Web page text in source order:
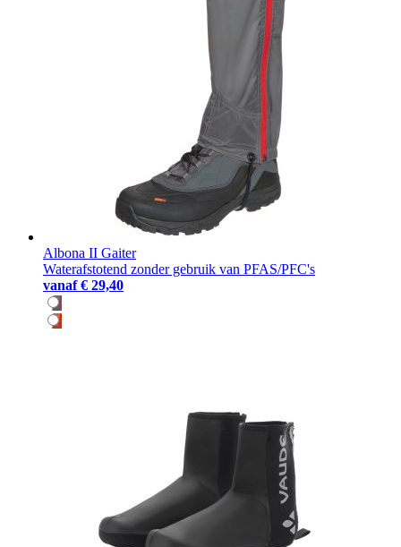
Albona II Gaiter
Waterafstotend zonder gebruik van PFAS/PFC's
vanaf € 29,40